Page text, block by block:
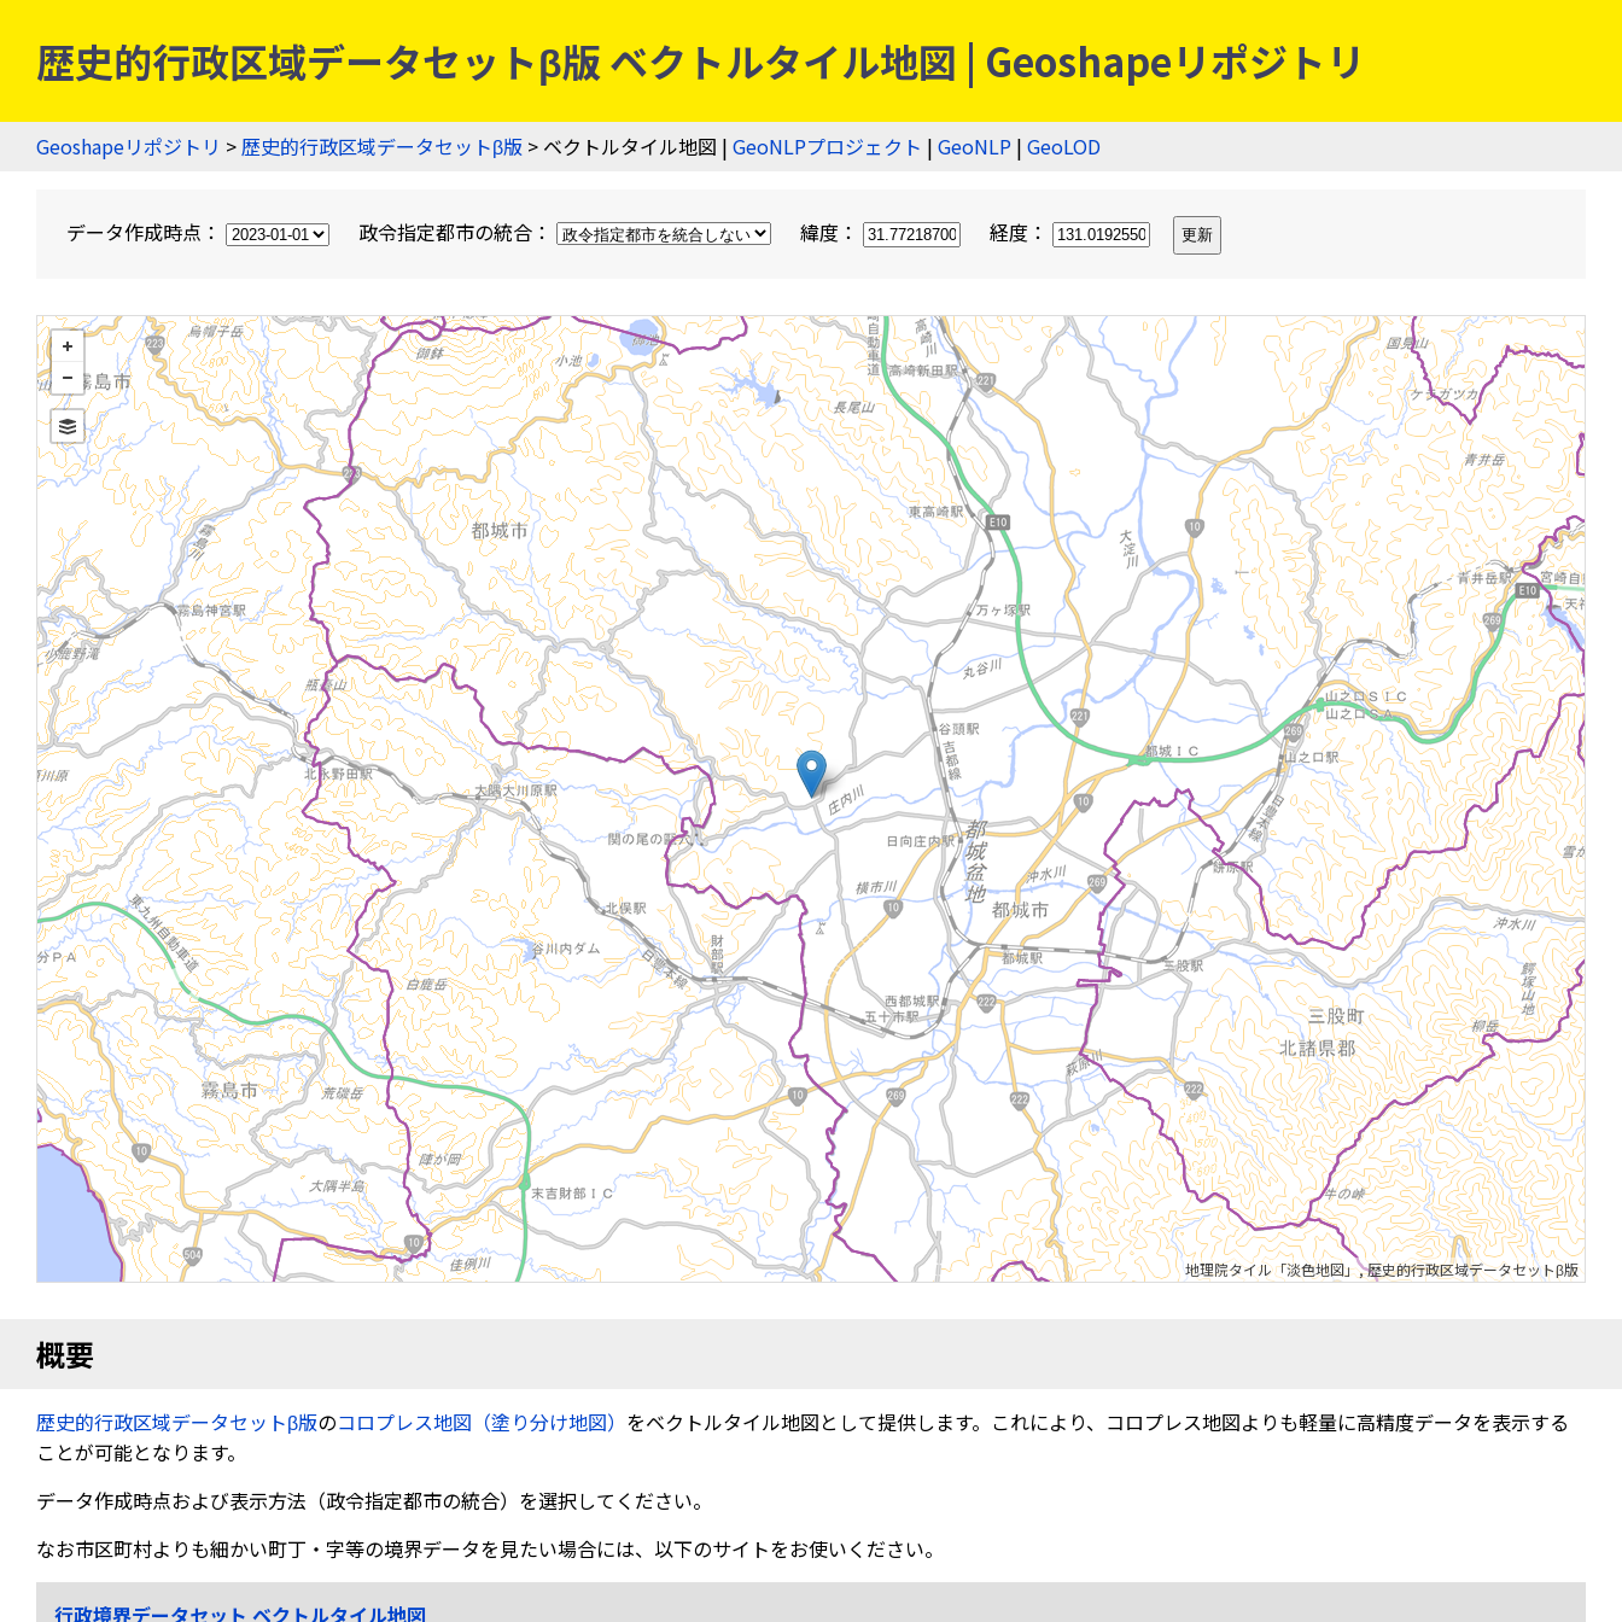
歴史的行政区域データセットβ版 ベクトルタイル地図 | Geoshapeリポジトリ
Geoshapeリポジトリ >歴史的行政区域データセットβ版 > ベクトルタイル地図 | GeoNLPプロジェクト | GeoNLP | GeoLOD
データ作成時点： 政令指定都市の統合： 緯度： 経度：
地理院タイル「淡色地図」,歴史的行政区域データセットβ版
概要
歴史的行政区域データセットβ版のコロプレス地図（塗り分け地図） をベクトルタイル地図として提供します。これにより、コロプレス地図よりも軽量に高精度データを表示する
ことが可能となります。
データ作成時点および表示方法（政令指定都市の統合）を選択してください。
なお市区町村よりも細かい町丁・字等の境界データを見たい場合には、以下のサイトをお使いください。
行政境界データセット ベクトルタイル地図